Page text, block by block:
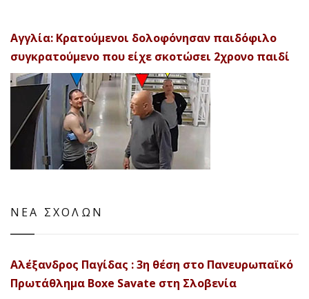
Αγγλία: Κρατούμενοι δολοφόνησαν παιδόφιλο
συγκρατούμενο που είχε σκοτώσει 2χρονο παιδί
ΝΕΑ ΣΧΟΛΩΝ
Αλέξανδρος Παγίδας : 3η θέση στο Πανευρωπαϊκό
Πρωτάθλημα Boxe Savate στη Σλοβενία